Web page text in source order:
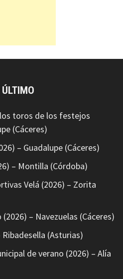
ÚLTIMO
toros de los festejos
(Cáceres)
– Guadalupe (Cáceres)
– Montilla (Córdoba)
Velá (2026) – Zorita
– Navezuelas (Cáceres)
Ribadesella (Asturias)
de verano (2026) – Alía